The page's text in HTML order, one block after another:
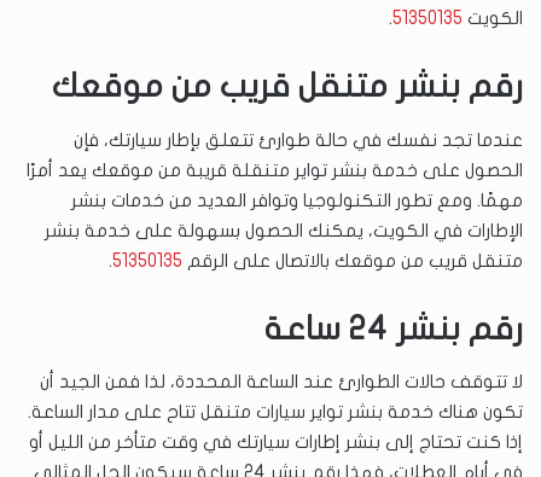
الكويت 51350135
.
رقم بنشر متنقل قريب من موقعك
عندما تجد نفسك في حالة طوارئ تتعلق بإطار سيارتك، فإن
الحصول على خدمة بنشر تواير متنقلة قريبة من موقعك يعد أمرًا
مهمًا. ومع تطور التكنولوجيا وتوافر العديد من خدمات بنشر
الإطارات في الكويت، يمكنك الحصول بسهولة على خدمة بنشر
متنقل قريب من موقعك بالاتصال على الرقم 51350135
.
رقم بنشر 24 ساعة
لا تتوقف حالات الطوارئ عند الساعة المحددة، لذا فمن الجيد أن
تكون هناك خدمة بنشر تواير سيارات متنقل تتاح على مدار الساعة.
إذا كنت تحتاج إلى بنشر إطارات سيارتك في وقت متأخر من الليل أو
في أيام العطلات، فهذا رقم بنشر 24 ساعة سيكون الحل المثالي